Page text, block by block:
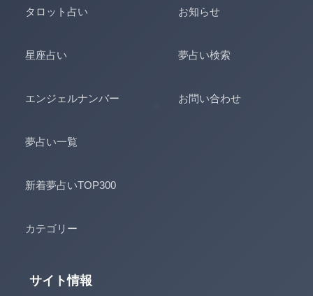
タロット占い
星座占い
エンジェルナンバー
夢占い一覧
新着夢占いTOP300
カテゴリー
お知らせ
夢占い検索
お問い合わせ
サイト情報